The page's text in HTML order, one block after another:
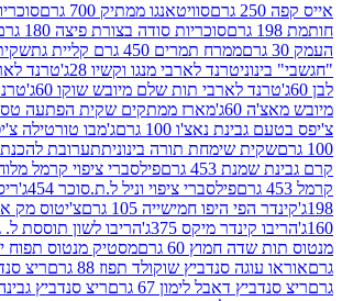
סוויטאנגו ממתיק 700 גרם
סוכריות סודה
סוכריות סודה בצורת פיצה 180 גרם
מרשמלו
ממרח תמרים 450 גרם קליית גת
שקית
טרנד לארבי מנגו וקשיו 28ג'
טרנד לארבי תות
לארבי תות שלם מיובש שוקו 60ג'
טרנד לארבי
מארז ממתקים שקית הפתעה טסהג'מבו
נאצ'ו 100 גרם
ג'מבו טורטילה צ'יפס בטעם
שימחת תורה בינוניתתערובת להכנת צ'ורוס 500ג'
453 גרם
פילסברי ציפוי קרמל מלוח 453ג'
פילסברי ציפוי וניל ל.ת.סוכר 454ג'
ריסז רוטב
היפו חמישייה 105 גרם
צ'יטוס מק אנד צ'יז
מיקס 375ג'
הריבו לשון תוססת ל. ג'לטין 185ג'
חמוץ 60 גרם
מסטיק מנטוס תפוח
סנדביץ שוקולד תפוז 88 גרם
דאבל לימון 67 גרם
ריצ סנדביץ גבינה מלוחה 67 גרם